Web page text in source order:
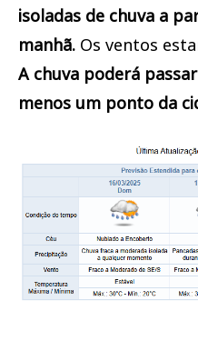
isoladas de chuva a
manhã. Os ventos
A chuva poderá
menos um ponto da